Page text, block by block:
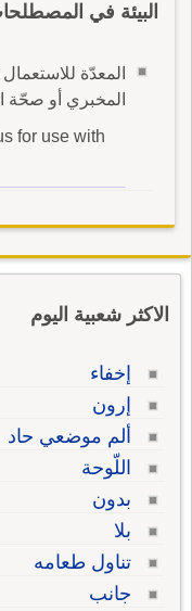
البيئة في
المعدّة
المخبري أو صحّة
for use with
الاكثر شعبية اليوم
إخفاء
إرون
ألم موضعي حاد
اللّوحة
بدون
بلا
تناول طعامه
جانب